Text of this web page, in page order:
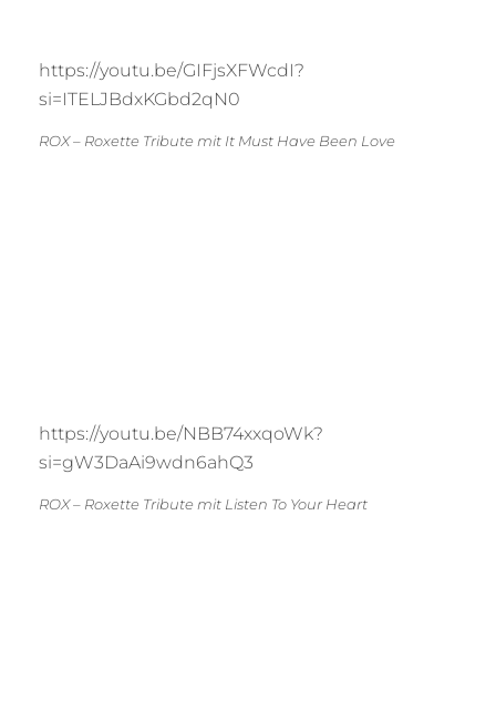
https://youtu.be/GIFjsXFWcdI?
si=ITELJBdxKGbd2qN0
ROX – Roxette Tribute mit It Must Have Been Love
https://youtu.be/NBB74xxqoWk?
si=gW3DaAi9wdn6ahQ3
ROX – Roxette Tribute mit Listen To Your Heart